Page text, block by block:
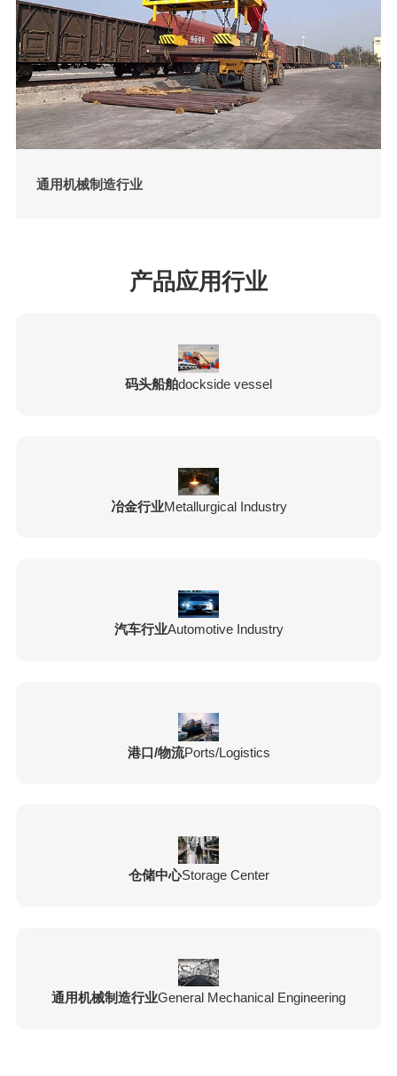
通用机械制造行业
产品应用行业
码头船舶dockside vessel
冶金行业Metallurgical Industry
汽车行业Automotive Industry
港口/物流Ports/Logistics
仓储中心Storage Center
通用机械制造行业General Mechanical Engineering